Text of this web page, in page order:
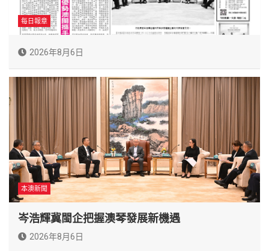
每日報章
2026年8月6日
本澳新聞
岑浩輝冀閩企把握澳琴發展新機遇
2026年8月6日